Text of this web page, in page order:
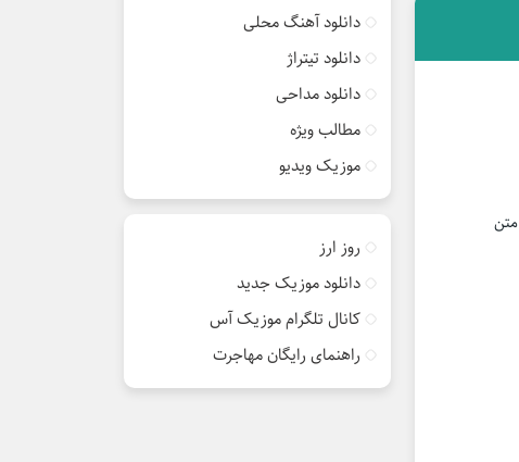
دانلود آهنگ محلی
دانلود تیتراژ
دانلود مداحی
مطالب ویژه
موزیک ویدیو
روز ارز
دانلود موزیک جدید
کانال تلگرام موزیک آس
راهنمای رایگان مهاجرت